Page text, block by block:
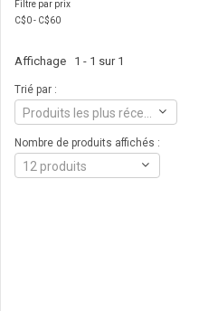
Filtre par prix
C$0- C$60
Affichage 1 - 1 sur 1
Trié par :
Nombre de produits affichés :
12 produits